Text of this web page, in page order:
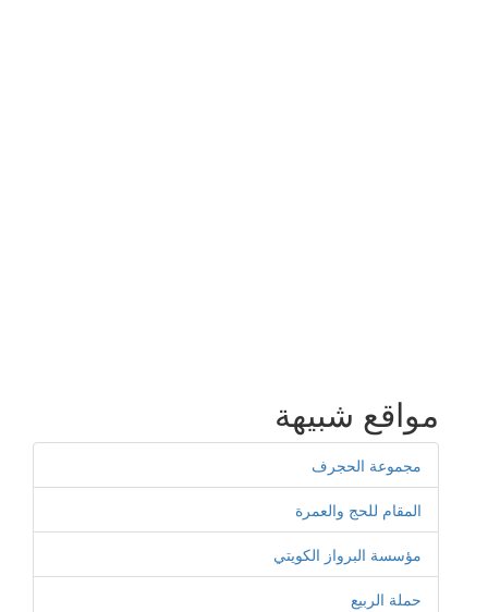
مواقع شبيهة
مجموعة الحجرف
المقام للحج والعمرة
مؤسسة البرواز الكويتي
حملة الربيع